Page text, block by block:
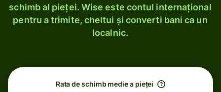
schimb al pieței. Wise este contul internațional
pentru a trimite, cheltui și converti bani ca un
localnic.
Rata de schimb medie a pieței